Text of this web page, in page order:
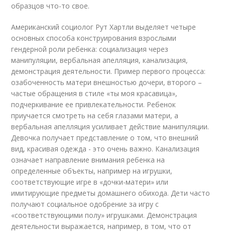
образцов что-то свое.
Американский социолог Рут Хартли выделяет четыре
основных способа конструирования взрослыми
гендерной роли ребенка: социализация через
манипуляции, вербальная апелляция, канализация,
демонстрация деятельности. Пример первого процесса:
озабоченность матери внешностью дочери, второго –
частые обращения в стиле «ты моя красавица»,
подчеркивание ее привлекательности. Ребенок
приучается смотреть на себя глазами матери, а
вербальная апелляция усиливает действие манипуляции.
Девочка получает представление о том, что внешний
вид, красивая одежда - это очень важно. Канализация
означает направление внимания ребенка на
определенные объекты, например на игрушки,
соответствующие игре в «дочки-матери» или
имитирующие предметы домашнего обихода. Дети часто
получают социальное одобрение за игру с
«соответствующими полу» игрушками. Демонстрация
деятельности выражается, например, в том, что от